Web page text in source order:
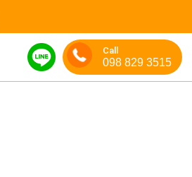
Call
098 829 3515